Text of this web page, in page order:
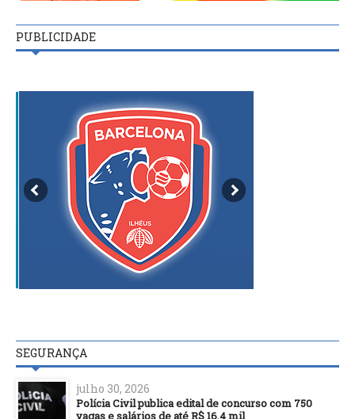
PUBLICIDADE
SEGURANÇA
julho 30, 2026
Polícia Civil publica edital de concurso com 750
vagas e salários de até R$ 16,4 mil